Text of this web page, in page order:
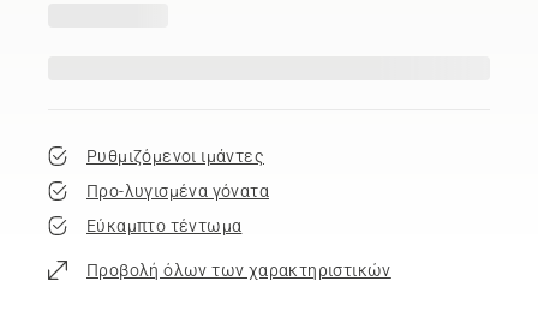
Ρυθμιζόμενοι ιμάντες
Προ-λυγισμένα γόνατα
Εύκαμπτο τέντωμα
Προβολή όλων των χαρακτηριστικών